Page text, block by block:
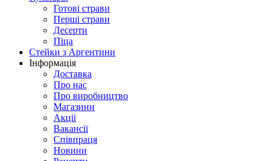
Готові страви
Перші страви
Десерти
Піца
Стейки з Аргентини
Інформація
Доставка
Про нас
Про виробництво
Магазини
Акції
Вакансії
Співпраця
Новини